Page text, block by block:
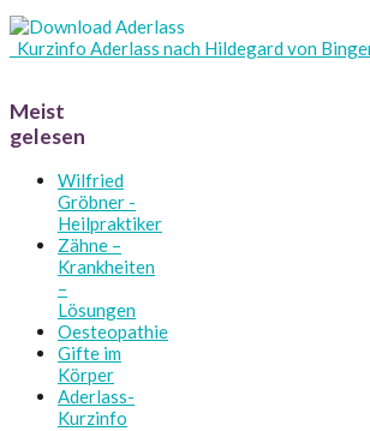
Meist
gelesen
Wilfried
Gröbner -
Heilpraktiker
Zähne –
Krankheiten
–
Lösungen
Oesteopathie
Gifte im
Körper
Aderlass-
Kurzinfo
Kurzinfo Aderlass nach Hildegard von